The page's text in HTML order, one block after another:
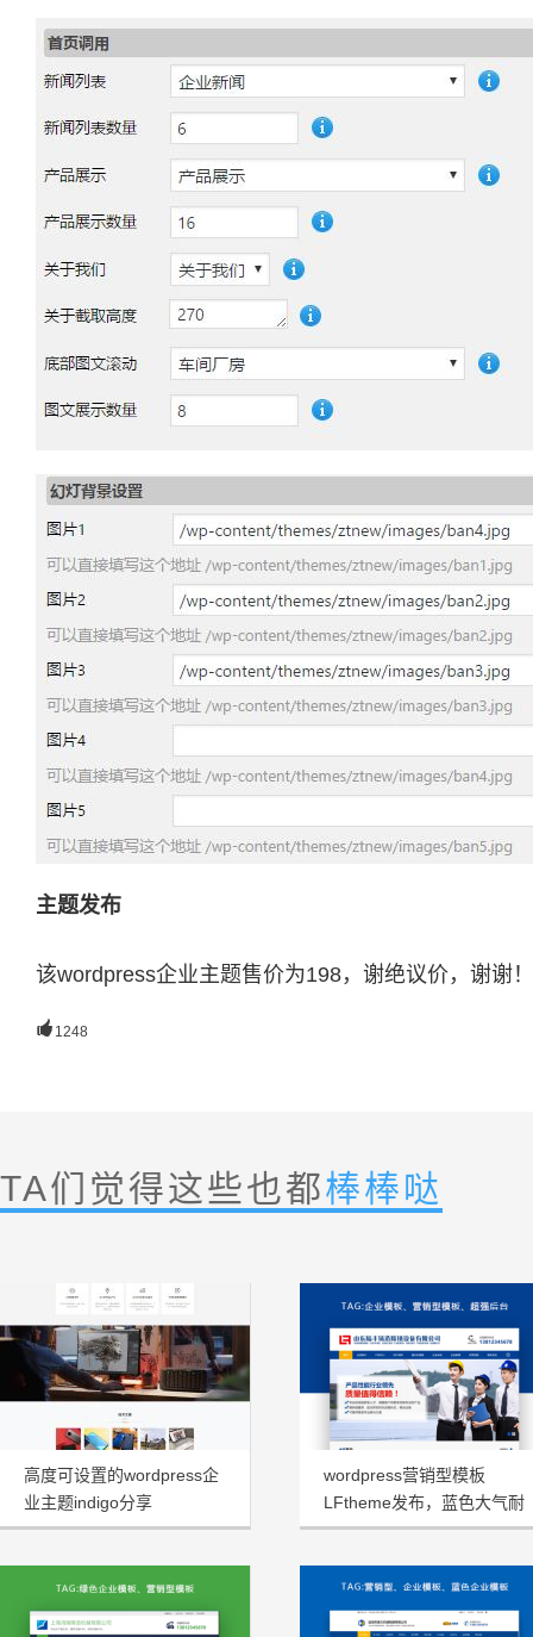
主题发布
该wordpress企业主题售价为198，谢绝议价，谢谢！
 1248
TA们觉得这些也都棒棒哒
高度可设置的wordpress企
业主题indigo分享
wordpress营销型模板
LFtheme发布，蓝色大气耐
看型首选